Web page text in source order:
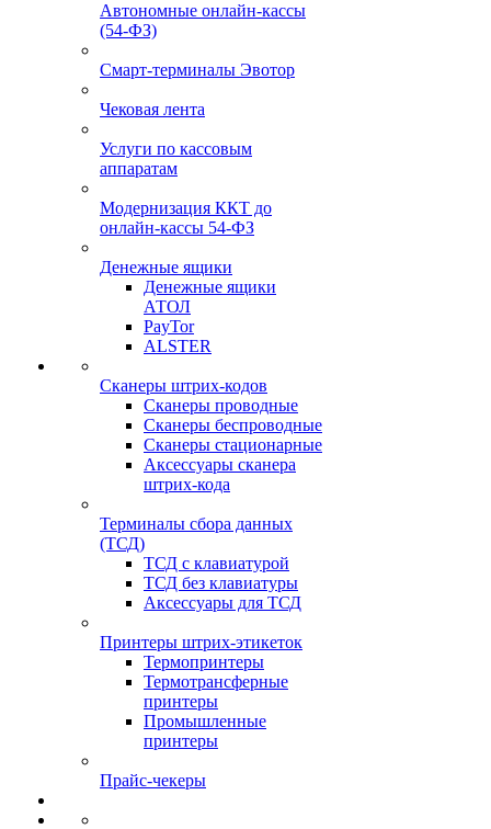
Автономные онлайн-кассы
(54-ФЗ)
Смарт-терминалы Эвотор
Чековая лента
Услуги по кассовым
аппаратам
Модернизация ККТ до
онлайн-кассы 54-ФЗ
Денежные ящики
Денежные ящики
АТОЛ
PayTor
ALSTER
Сканеры штрих-кодов
Сканеры проводные
Сканеры беспроводные
Сканеры стационарные
Аксессуары сканера
штрих-кода
Терминалы сбора данных
(ТСД)
ТСД с клавиатурой
ТСД без клавиатуры
Аксессуары для ТСД
Принтеры штрих-этикеток
Термопринтеры
Термотрансферные
принтеры
Промышленные
принтеры
Прайс-чекеры